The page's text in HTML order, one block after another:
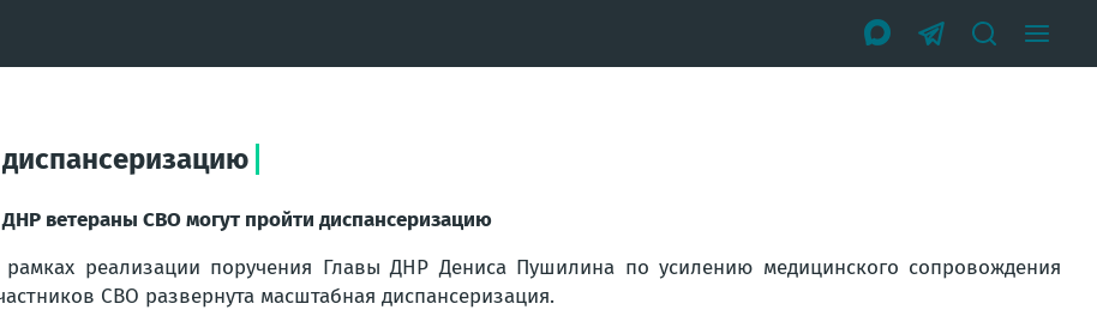
ветераны СВО могут пройти диспансеризацию
рамках реализации поручения Главы ДНР Дениса Пушилина по усилению медицинского сопровождения
СВО развернута масштабная диспансеризация.